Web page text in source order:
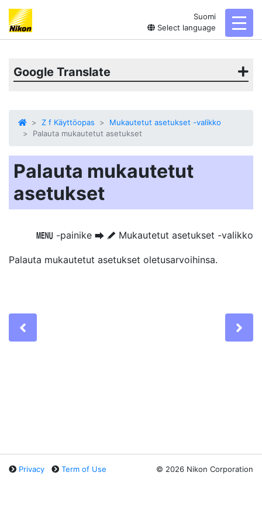
Suomi
Select language
Google Translate
Z f Käyttöopas
Mukautetut asetukset -valikko
Palauta mukautetut asetukset
Palauta mukautetut
asetukset
G -painike U A Mukautetut asetukset -valikko
Palauta mukautetut asetukset oletusarvoihinsa.
Privacy Term of Use © 2026 Nikon Corporation